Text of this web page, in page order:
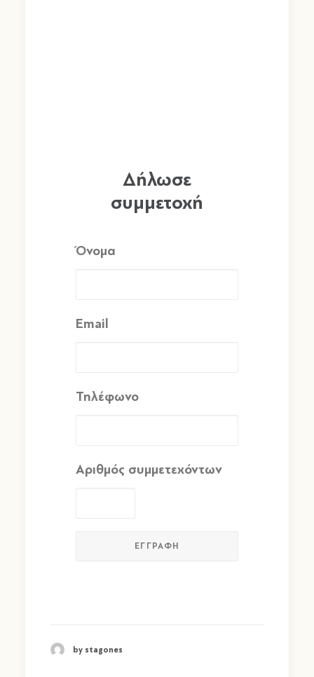
Δήλωσε
συμμετοχή
Όνομα
Email
Τηλέφωνο
Αριθμός συμμετεχόντων
by stagones